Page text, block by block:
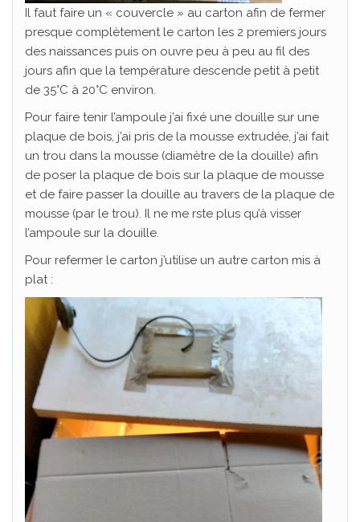
Il faut faire un « couvercle » au carton afin de fermer
presque complètement le carton les 2 premiers jours
des naissances puis on ouvre peu à peu au fil des
jours afin que la température descende petit à petit
de 35°C à 20°C environ.
Pour faire tenir l’ampoule j’ai fixé une douille sur une
plaque de bois, j’ai pris de la mousse extrudée, j’ai fait
un trou dans la mousse (diamètre de la douille) afin
de poser la plaque de bois sur la plaque de mousse
et de faire passer la douille au travers de la plaque de
mousse (par le trou). Il ne me rste plus qu’à visser
l’ampoule sur la douille.
Pour refermer le carton j’utilise un autre carton mis à
plat :